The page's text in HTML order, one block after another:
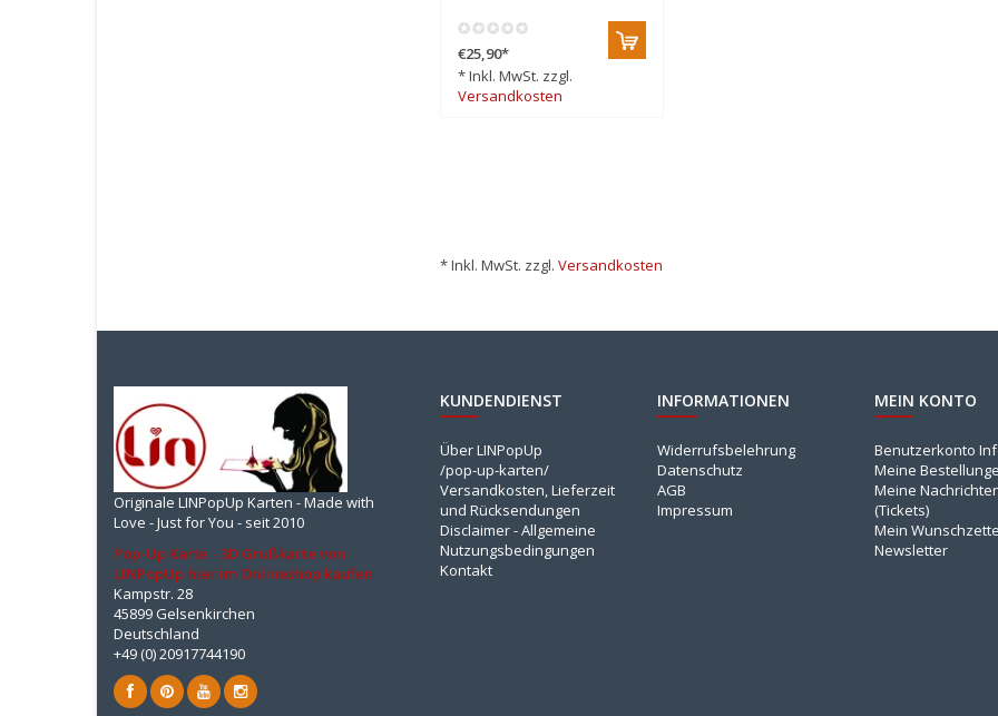
€25,90*
* Inkl. MwSt. zzgl.
Versandkosten
* Inkl. MwSt. zzgl. Versandkosten
Originale LINPopUp Karten - Made with
Love - Just for You - seit 2010
Pop-Up Karte - 3D Grußkarte von
LINPopUp hier im Onlineshop kaufen
Kampstr. 28
45899 Gelsenkirchen
Deutschland
+49 (0) 20917744190
KUNDENDIENST
Über LINPopUp
/pop-up-karten/
Versandkosten, Lieferzeit
und Rücksendungen
Disclaimer - Allgemeine
Nutzungsbedingungen
Kontakt
INFORMATIONEN
Widerrufsbelehrung
Datenschutz
AGB
Impressum
MEIN KONTO
Benutzerkonto
Meine
Meine
(Tickets)
Mein
Newsletter